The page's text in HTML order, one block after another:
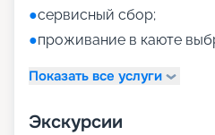
●сервисный сбор;
●проживание в каюте
Показать все услуги
Экскурсии